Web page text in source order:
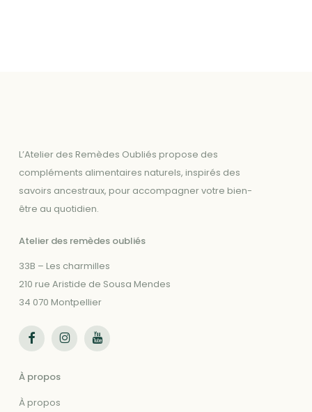
L’Atelier des Remèdes Oubliés propose des
compléments alimentaires naturels, inspirés des
savoirs ancestraux, pour accompagner votre bien-
être au quotidien.
Atelier des remèdes oubliés
33B – Les charmilles
210 rue Aristide de Sousa Mendes
34 070 Montpellier
Suivez-nous sur FacebookSuivez-nous sur InstagramSuivez-nous sur Youtube
À propos
À propos